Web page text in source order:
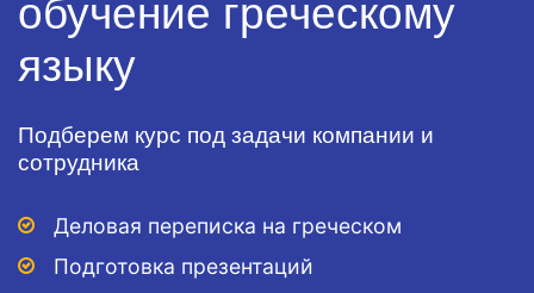
обучение греческому
языку
Подберем курс под задачи компании и
сотрудника
Деловая переписка на греческом
Подготовка презентаций